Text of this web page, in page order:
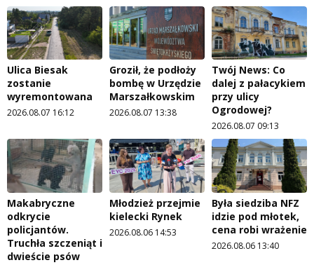
Ulica Biesak
zostanie
wyremontowana
2026.08.07 16:12
Groził, że podłoży
bombę w Urzędzie
Marszałkowskim
2026.08.07 13:38
Twój News: Co
dalej z pałacykiem
przy ulicy
Ogrodowej?
2026.08.07 09:13
Makabryczne
odkrycie
policjantów.
Truchła szczeniąt i
dwieście psów
Młodzież przejmie
kielecki Rynek
2026.08.06 14:53
Była siedziba NFZ
idzie pod młotek,
cena robi wrażenie
2026.08.06 13:40